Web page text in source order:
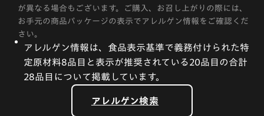
が異なる場合もございます。ご購入、お召し上がりの際には、
お手元の商品パッケージの表示でアレルゲン情報をご確認くだ
さい。
アレルゲン情報は、食品表示基準で義務付けられた特
定原材料8品目と表示が推奨されている20品目の合計
28品目について掲載しています。
アレルゲン検索